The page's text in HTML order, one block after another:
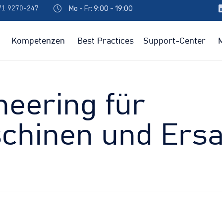
9270-247 Mo - Fr: 9:00 - 19:00
Kompetenzen Best Practices Support-Center
für
und